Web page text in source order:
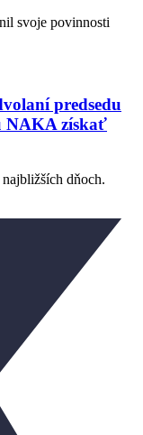
svoje povinnosti
predsedu
NAKA získať
dňoch.